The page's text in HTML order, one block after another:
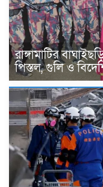
রাঙ্গামাটির
পিস্তল, গুলি ও